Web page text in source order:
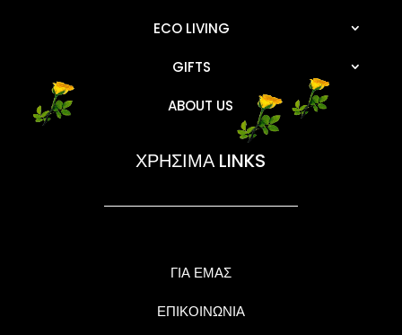
ECO LIVING
GIFTS
ABOUT US
ΧΡΗΣΙΜΑ LINKS
ΓΙΑ ΕΜΑΣ
ΕΠΙΚΟΙΝΩΝΙΑ